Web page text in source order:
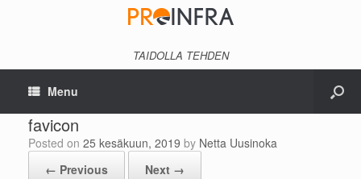
TAIDOLLA TEHDEN
Menu
favicon
Posted on 25 kesäkuun, 2019 by Netta Uusinoka
← Previous
Next →